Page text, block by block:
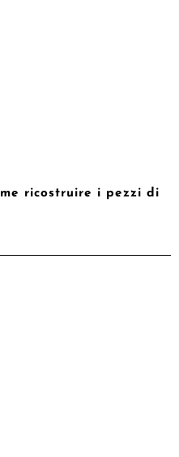
ricostruire i pezzi di